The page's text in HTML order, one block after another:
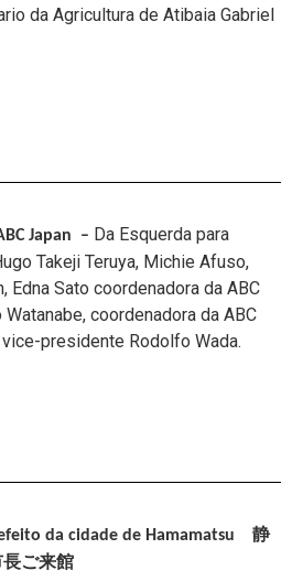
da Agricultura de Atibaia Gabriel
Japan – Da Esquerda para
Takeji Teruya, Michie Afuso,
Edna Sato coordenadora da ABC
coordenadora da ABC
presidente Rodolfo Wada.
da cidade de Hamamatsu 静
長ご来館